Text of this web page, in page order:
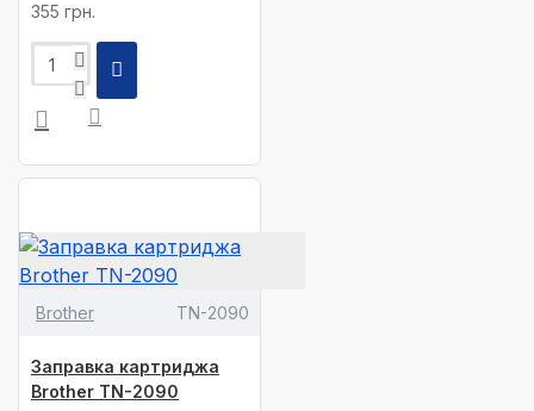
355 грн.
Brother TN-2090
Заправка картриджа
Brother TN-2090